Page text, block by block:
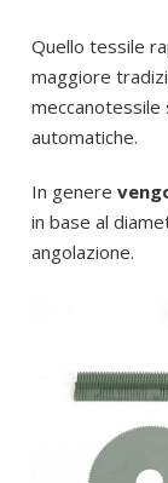
Quello tessile
maggiore
meccanotessile
automatiche.
In genere
in base al
angolazione.